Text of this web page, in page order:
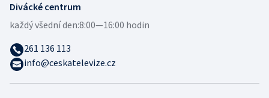
Divácké centrum
každý všední den:8:00—16:00 hodin
261 136 113
info@ceskatelevize.cz